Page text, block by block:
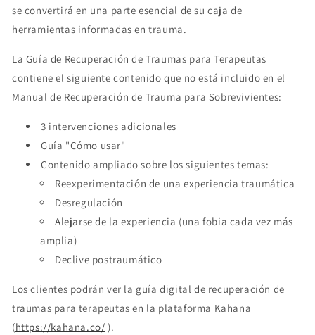
se convertirá en una parte esencial de su caja de
herramientas informadas en trauma.
La Guía de Recuperación de Traumas para Terapeutas
contiene el siguiente contenido que no está incluido en el
Manual de Recuperación de Trauma para Sobrevivientes:
3 intervenciones adicionales
Guía "Cómo usar"
Contenido ampliado sobre los siguientes temas:
Reexperimentación de una experiencia traumática
Desregulación
Alejarse de la experiencia (una fobia cada vez más
amplia)
Declive postraumático
Los clientes podrán ver la guía digital de recuperación de
traumas para terapeutas en la plataforma Kahana
(https://kahana.co/ ).